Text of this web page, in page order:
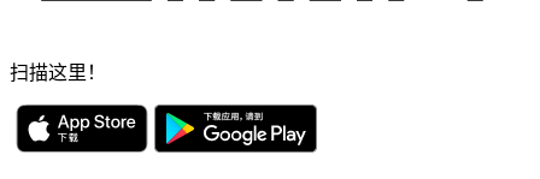
扫描这里！